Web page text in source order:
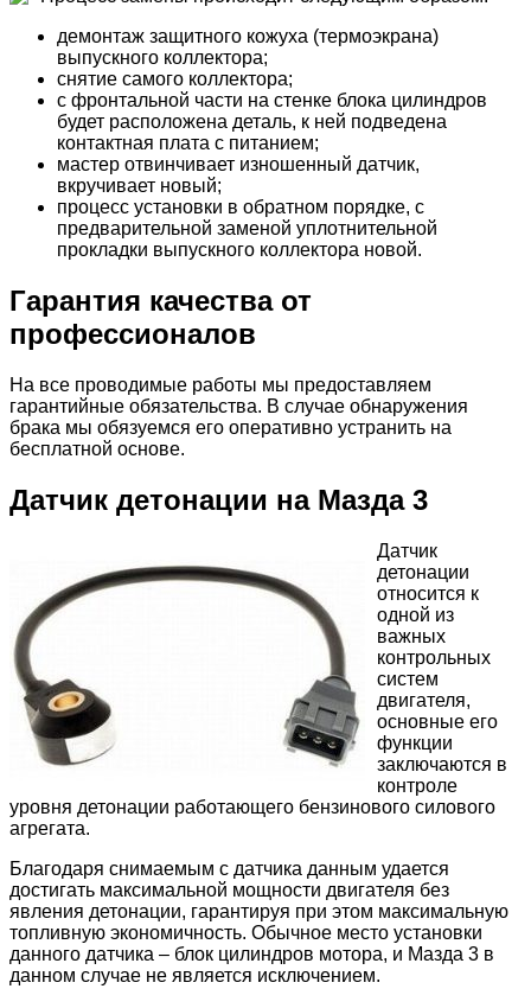
демонтаж защитного кожуха (термоэкрана)
выпускного коллектора;
снятие самого коллектора;
с фронтальной части на стенке блока цилиндров
будет расположена деталь, к ней подведена
контактная плата с питанием;
мастер отвинчивает изношенный датчик,
вкручивает новый;
процесс установки в обратном порядке, с
предварительной заменой уплотнительной
прокладки выпускного коллектора новой.
Гарантия качества от
профессионалов
На все проводимые работы мы предоставляем
гарантийные обязательства. В случае обнаружения
брака мы обязуемся его оперативно устранить на
бесплатной основе.
Датчик детонации на Мазда 3
Датчик
детонации
относится к
одной из
важных
контрольных
систем
двигателя,
основные его
функции
заключаются в
контроле
уровня детонации работающего бензинового силового
агрегата.
Благодаря снимаемым с датчика данным удается
достигать максимальной мощности двигателя без
явления детонации, гарантируя при этом максимальную
топливную экономичность. Обычное место установки
данного датчика – блок цилиндров мотора, и Мазда 3 в
данном случае не является исключением.